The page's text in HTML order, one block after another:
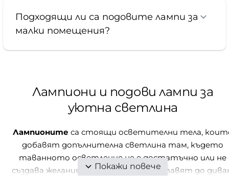
Подходящи ли са подовите лампи за
малки помещения?
Лампиони и подови лампи за
уютна светлина
Лампионите са стоящи осветителни тела,
добавят допълнителна светлина там, където
таванното осветление не е достатъчно или не
създава желания комфорт. Те се поставят до